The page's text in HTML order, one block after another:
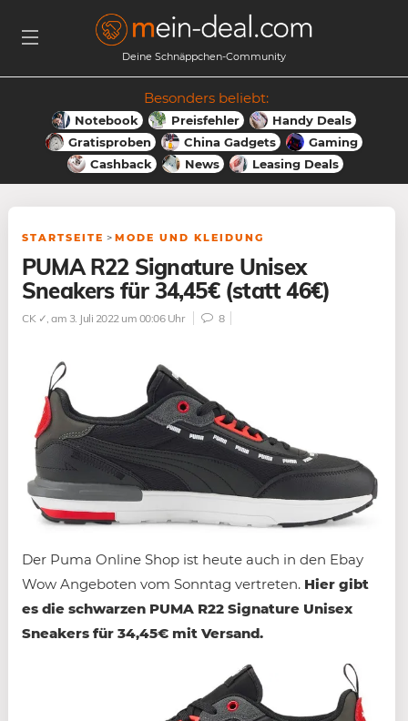
Deine Schnäppchen-Community
Besonders beliebt:
Notebook Preisfehler
Handy Deals
Gratisproben
China Gadgets
Gaming
Cashback
News Leasing Deals
STARTSEITE > MODE UND KLEIDUNG
PUMA R22 Signature Unisex
Sneakers für 34,45€ (statt 46€)
CK ✓, am 3. Juli 2022 um 00:06 Uhr 8
Der Puma Online Shop ist heute auch in den Ebay
Wow Angeboten vom Sonntag vertreten. Hier gibt
es die schwarzen PUMA R22 Signature Unisex
Sneakers für 34,45€ mit Versand.